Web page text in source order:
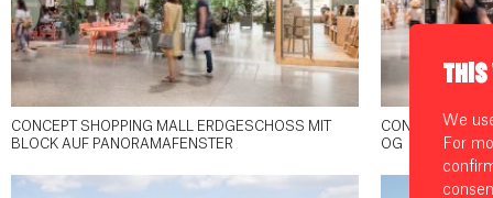
THIS
We
For
CONCEPT SHOPPING MALL ERDGESCHOSS MIT
BLOCK AUF PANORAMAFENSTER
CONCEPT
OG